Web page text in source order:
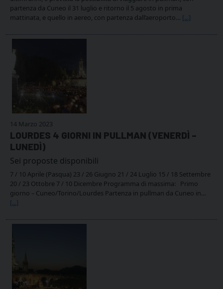
partenza da Cuneo il 31 luglio e ritorno il 5 agosto in prima
mattinata, e quello in aereo, con partenza dall’aeroporto… [...]
14 Marzo 2023
LOURDES 4 GIORNI IN PULLMAN (VENERDÌ –
LUNEDÌ)
Sei proposte disponibili
7 / 10 Aprile (Pasqua) 23 / 26 Giugno 21 / 24 Luglio 15 / 18 Settembre
20 / 23 Ottobre 7 / 10 Dicembre Programma di massima: Primo
giorno – Cuneo/Torino/Lourdes Partenza in pullman da Cuneo in…
[...]